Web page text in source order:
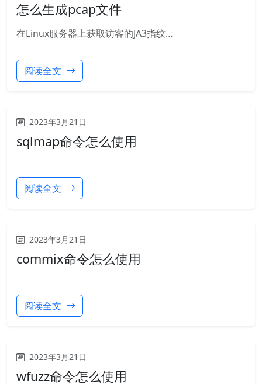
怎么生成pcap文件
在Linux服务器上获取访客的JA3指纹…
阅读全文
2023年3月21日
sqlmap命令怎么使用
阅读全文
2023年3月21日
commix命令怎么使用
阅读全文
2023年3月21日
wfuzz命令怎么使用